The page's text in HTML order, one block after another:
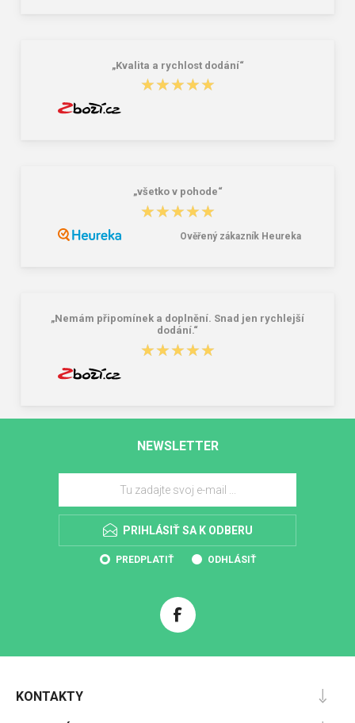
„Kvalita a rychlost dodání“
★★★★★
★★★★★
„všetko v pohode“
★★★★★
★★★★★
Ověřený zákazník Heureka
„Nemám připomínek a doplnění. Snad jen rychlejší
dodání.“
★★★★★
★★★★★
NEWSLETTER
PRIHLÁSIŤ SA K ODBERU
PREDPLATIŤ ODHLÁSIŤ
KONTAKTY